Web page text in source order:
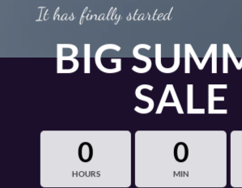
It has finally started
BIG
SALE
0
HOURS
0
MIN